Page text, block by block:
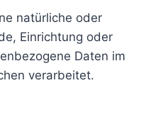
natürliche oder
Einrichtung oder
Daten im
verarbeitet.